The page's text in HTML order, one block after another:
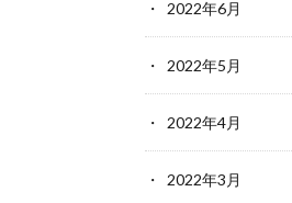
2022年6月
2022年5月
2022年4月
2022年3月